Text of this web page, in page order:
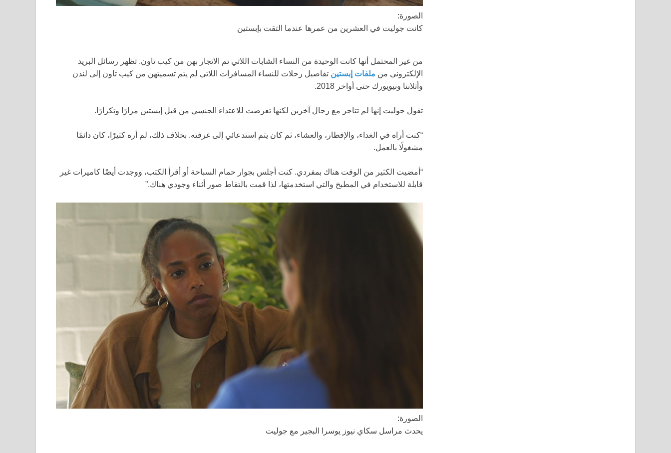
الصورة:
كانت جوليت في العشرين من عمرها عندما التقت بإبستين
من غير المحتمل أنها كانت الوحيدة من النساء الشابات اللاتي تم الاتجار بهن من كيب تاون. تظهر رسائل البريد
الإلكتروني من ملفات إبستين تفاصيل رحلات للنساء المسافرات اللاتي لم يتم تسميتهن من كيب تاون إلى لندن
وأتلانتا ونيويورك حتى أواخر 2018.
تقول جوليت إنها لم تتاجر مع رجال آخرين لكنها تعرضت للاعتداء الجنسي من قبل إبستين مرارًا وتكرارًا.
“كنت أراه في الغداء، والإفطار، والعشاء، ثم كان يتم استدعائي إلى غرفته. بخلاف ذلك، لم أره كثيرًا، كان دائمًا
مشغولًا بالعمل.
“أمضيت الكثير من الوقت هناك بمفردي. كنت أجلس بجوار حمام السباحة أو أقرأ الكتب، ووجدت أيضًا كاميرات غير
قابلة للاستخدام في المطبخ والتي استخدمتها، لذا قمت بالتقاط صور أثناء وجودي هناك.”
الصورة:
يحدث مراسل سكاي نيوز يوسرا البجير مع جوليت